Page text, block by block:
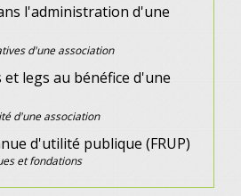
l'administration d'une
d'une association
legs au bénéfice d'une
d'une association
d'utilité publique (FRUP)
et fondations